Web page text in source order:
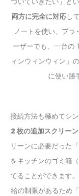
両方に完全に対応し
ノートを使い、プ
ーザーでも、一台の
ィンウィンウィン」
に使い勝
接続方法も極めてシン
2 枚の追加スクリー
リーンに必要だった
をキッチンのゴミ箱
てることができます
給の制限があるため